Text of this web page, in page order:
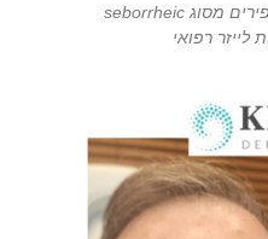
הסרה של עשרות נגעי עור שפירים מסוג seborrheic